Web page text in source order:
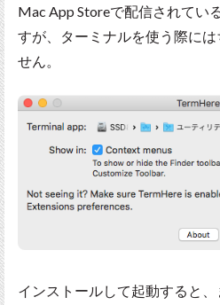
Mac App Storeで配信されてい
すが、ターミナルを使う際に
せん。
インストールして起動すると